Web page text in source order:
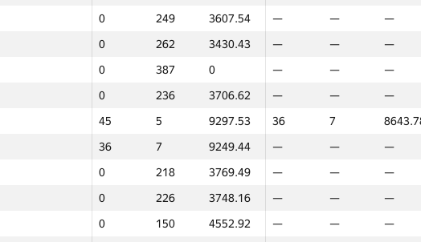
0 249 3607.54 — — —
0 262 3430.43 — — —
0 387 0 — — —
0 236 3706.62 — — —
45 5 9297.53 36 7
36 7 9249.44 — — —
0 218 3769.49 — — —
0 226 3748.16 — — —
0 150 4552.92 — — —